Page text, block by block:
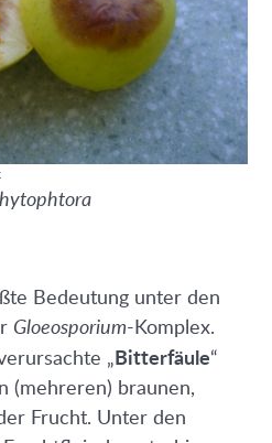
Bedeutung unter den
Gloeosporium-Komplex.
„Bitterfäule“
(mehreren) braunen,
Frucht. Unter den